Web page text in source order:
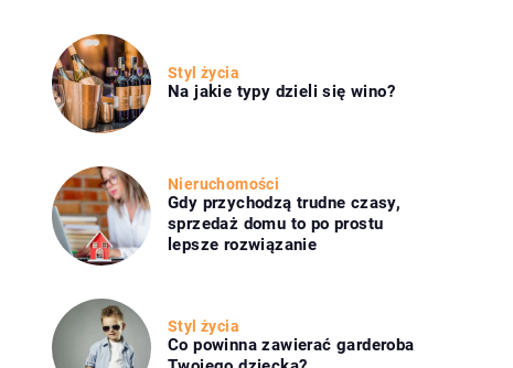
Styl życia
Na jakie typy dzieli się wino?
Nieruchomości
Gdy przychodzą trudne czasy,
sprzedaż domu to po prostu
lepsze rozwiązanie
Styl życia
Co powinna zawierać garderoba